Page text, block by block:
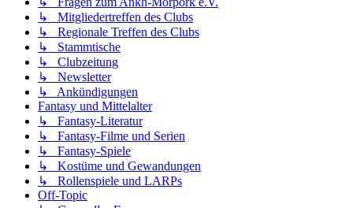
↳ Mitgliedertreffen des Clubs
↳ Regionale Treffen des Clubs
↳ Stammtische
↳ Clubzeitung
↳ Newsletter
↳ Ankündigungen
Fantasy und Mittelalter
↳ Fantasy-Literatur
↳ Fantasy-Filme und Serien
↳ Fantasy-Spiele
↳ Kostüme und Gewandungen
↳ Rollenspiele und LARPs
Off-Topic